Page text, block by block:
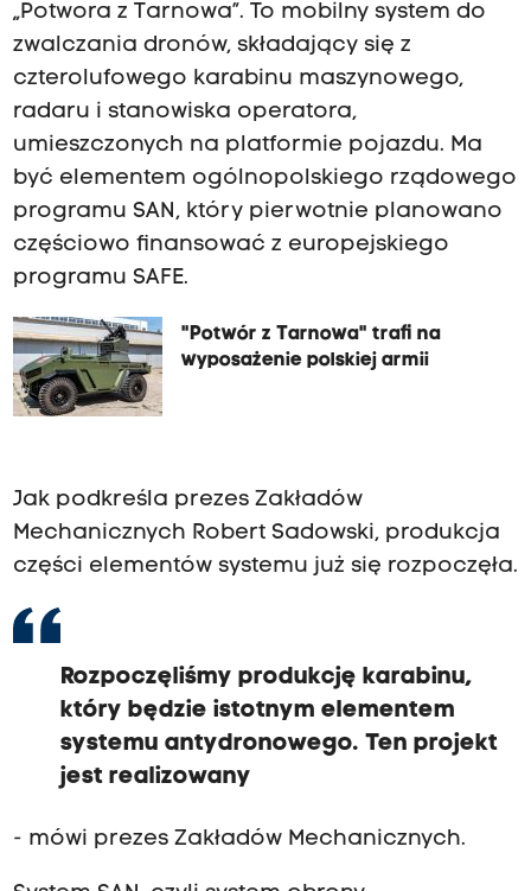
„Potwora z Tarnowa”. To mobilny system do
zwalczania dronów, składający się z
czterolufowego karabinu maszynowego,
radaru i stanowiska operatora,
umieszczonych na platformie pojazdu. Ma
być elementem ogólnopolskiego rządowego
programu SAN, który pierwotnie planowano
częściowo finansować z europejskiego
programu SAFE.
"Potwór z Tarnowa" trafi na
wyposażenie polskiej armii
Jak podkreśla prezes Zakładów
Mechanicznych Robert Sadowski, produkcja
części elementów systemu już się rozpoczęła.
Rozpoczęliśmy produkcję karabinu,
który będzie istotnym elementem
systemu antydronowego. Ten projekt
jest realizowany
- mówi prezes Zakładów Mechanicznych.